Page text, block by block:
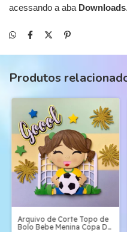
acessando a aba Downloads.
Produtos
Arquivo de Corte Topo de
Bolo Bebe Menina Copa Do